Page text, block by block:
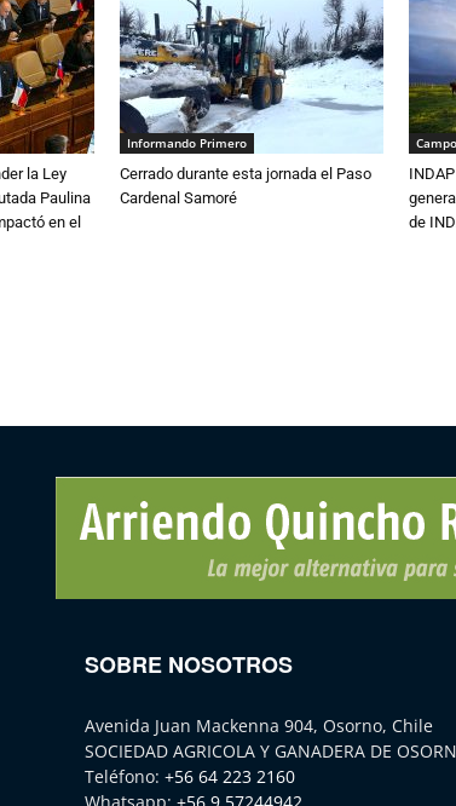
la Ley
Paulina
en el
Informando Primero
Cerrado durante esta jornada el Paso
Cardenal Samoré
de
SOBRE NOSOTROS
Avenida Juan Mackenna 904, Osorno, Chile
SOCIEDAD AGRICOLA Y GANADERA DE
Teléfono: +56 64 223 2160